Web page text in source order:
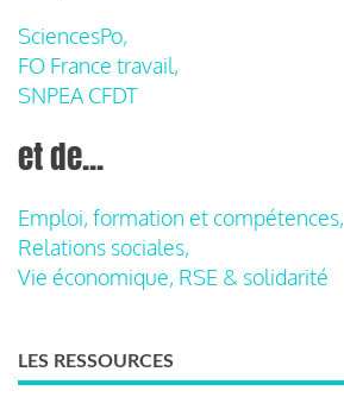
SciencesPo,
FO France travail,
SNPEA CFDT
et de...
Emploi, formation et compétences,
Relations sociales,
Vie économique, RSE & solidarité
LES RESSOURCES